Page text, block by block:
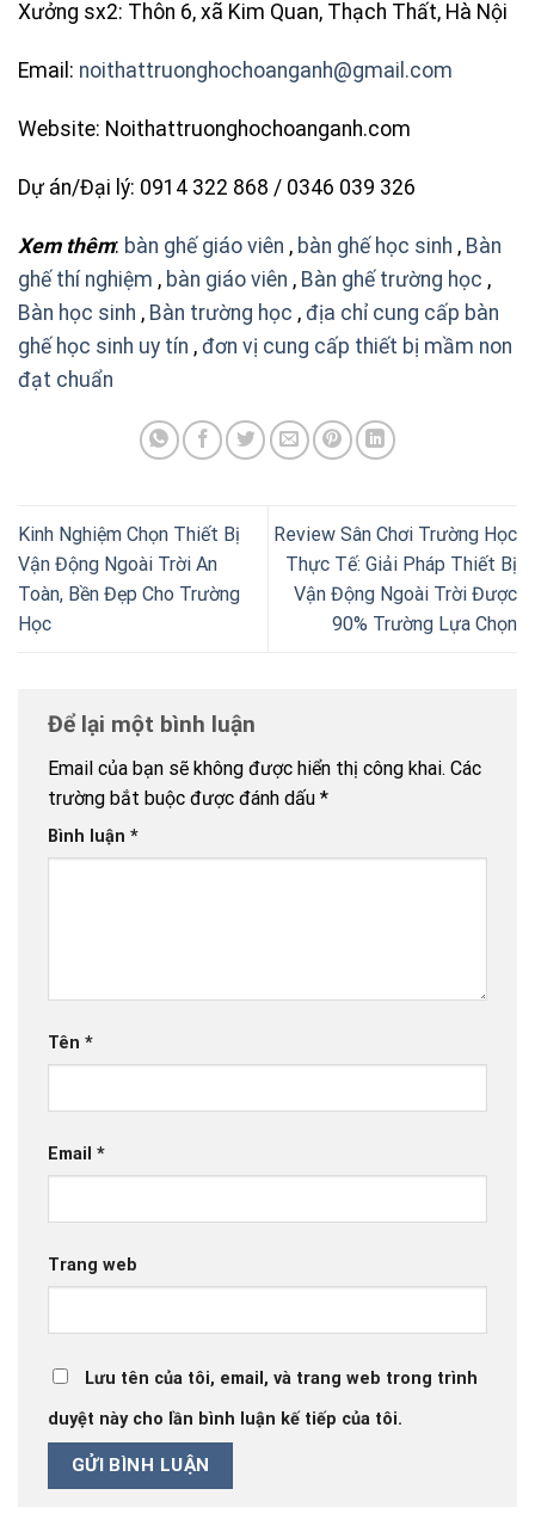
Xưởng sx2: Thôn 6, xã Kim Quan, Thạch Thất, Hà Nội
Email: noithattruonghochoanganh@gmail.com
Website: Noithattruonghochoanganh.com
Dự án/Đại lý: 0914 322 868 / 0346 039 326
Xem thêm: bàn ghế giáo viên , bàn ghế học sinh , Bàn
ghế thí nghiệm , bàn giáo viên , Bàn ghế trường học ,
Bàn học sinh , Bàn trường học , địa chỉ cung cấp bàn
ghế học sinh uy tín , đơn vị cung cấp thiết bị mầm non
đạt chuẩn
Kinh Nghiệm Chọn Thiết Bị
Vận Động Ngoài Trời An
Toàn, Bền Đẹp Cho Trường
Học
Review Sân Chơi Trường Học
Thực Tế: Giải Pháp Thiết Bị
Vận Động Ngoài Trời Được
90% Trường Lựa Chọn
Để lại một bình luận
Email của bạn sẽ không được hiển thị công khai. Các
trường bắt buộc được đánh dấu *
Bình luận *
Tên *
Email *
Trang web
Lưu tên của tôi, email, và trang web trong trình
duyệt này cho lần bình luận kế tiếp của tôi.